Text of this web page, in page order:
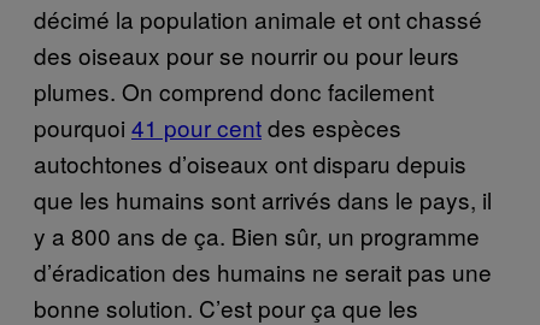
décimé la population animale et ont chassé
des oiseaux pour se nourrir ou pour leurs
plumes. On comprend donc facilement
pourquoi 41 pour centdes espèces
autochtones d’oiseaux ont disparu depuis
que les humains sont arrivés dans le pays, il
y a 800 ans de ça. Bien sûr, un programme
d’éradication des humains ne serait pas une
bonne solution. C’est pour ça que les